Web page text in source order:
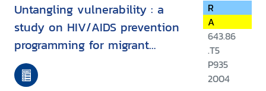
Untangling vulnerability : a
study on HIV/AIDS prevention
programming for migrant
fishermen and related
populations in Thailand
R
A
643.86
.T5
P935
2004